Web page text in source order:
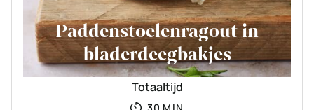
Paddenstoelenragout in
bladerdeegbakjes
Totaaltijd
MINUTEN